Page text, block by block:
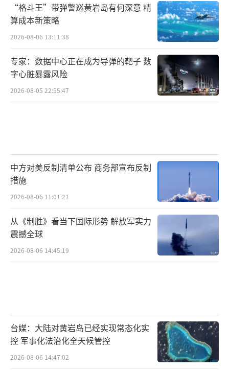
“格斗王”带弹警巡黄岩岛有何深意 精
算成本新策略
2026-08-06 13:11:38
专家：数据中心正在成为导弹的靶子 数
字心脏暴露风险
2026-08-05 22:55:47
中方对美反制清单公布 商务部宣布反制
措施
2026-08-06 11:01:21
从《制胜》看当下国际形势 解放军实力
震撼全球
2026-08-06 14:45:19
台媒：大陆对黄岩岛已经实现常态化实
控 军事化法治化全天候管控
2026-08-06 14:47:02